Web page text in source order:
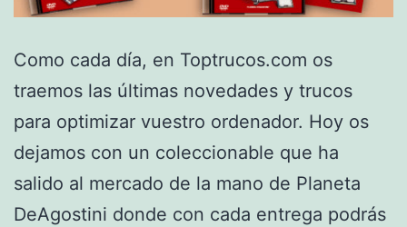
Como cada día, en Toptrucos.com os
traemos las últimas novedades y trucos
para optimizar vuestro ordenador. Hoy os
dejamos con un coleccionable que ha
salido al mercado de la mano de Planeta
DeAgostini donde con cada entrega podrás